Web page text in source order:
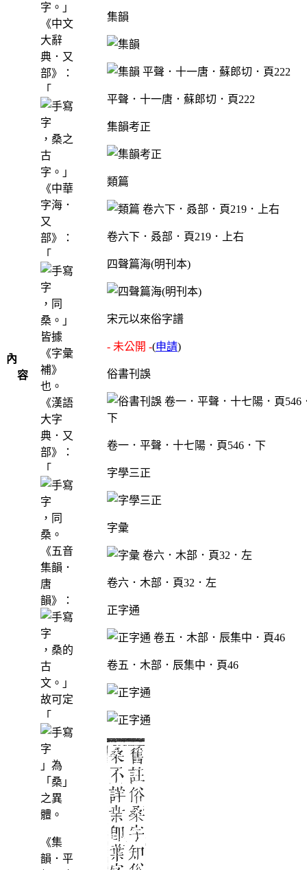
內
容
字。」
《中文
大辭
典．又
部》：
「
，桑之
古
字。」
《中華
字海．
又
部》：
「
，同
桑。」
皆據
《字彙
補》
也。
《漢語
大字
典．又
部》：
「
，同
桑。
《五音
集韻．
唐
韻》：
，桑的
古
文。」
故可定
「
」為
「桑」
之異
體。
《集
韻．平
集韻
平聲．十一唐．蘇郎切．頁222
集韻考正
類篇
卷六下．叒部．頁219．上右
四聲篇海(明刊本)
宋元以來俗字譜
- 未公開 -(申請)
俗書刊誤
卷一．平聲．十七陽．頁546．下
字學三正
字彙
卷六．木部．頁32．左
正字通
卷五．木部．辰集中．頁46